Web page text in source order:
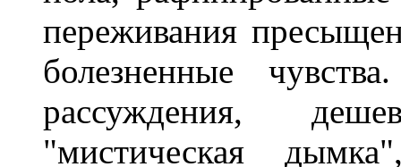
переживания
болезненные
рассуждения,
"мистическая